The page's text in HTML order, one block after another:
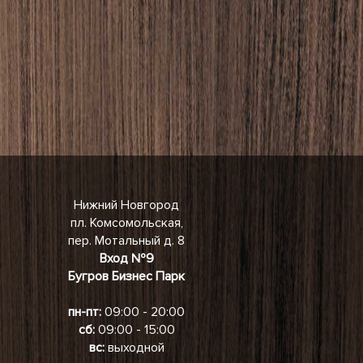
Нижний Новгород
пл. Комсомольская,
пер. Мотальный д. 8
Вход №9
Бугров Бизнес Парк
пн-пт: 09:00 - 20:00
сб:09:00 - 15:00
вс:выходной